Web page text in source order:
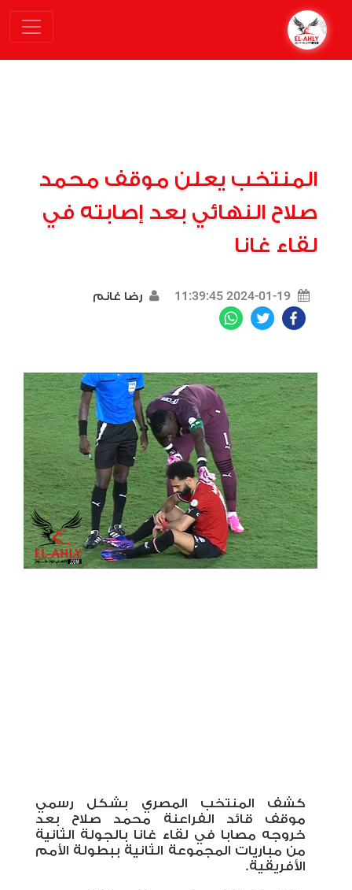
المنتخب يعلن موقف محمد
صلاح النهائي بعد إصابته في
لقاء غانا
2024-01-19 11:39:45 رضا غانم
Facebook
Twitter
كشف المنتخب المصري بشكل رسمي
موقف قائد الفراعنة محمد صلاح بعد
خروجه مصابا في لقاء غانا بالجولة الثانية
من مباريات المجموعة الثانية ببطولة الأمم
الأفريقية.